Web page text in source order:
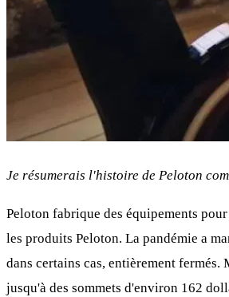
Je résumerais l'histoire de Peloton
Peloton fabrique des équipements
les produits Peloton. La pandémie a
dans certains cas, entièrement
jusqu'à des sommets d'environ 162